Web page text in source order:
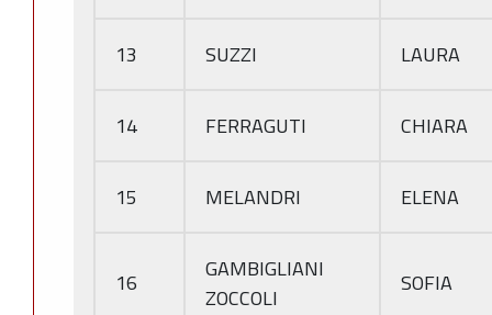
13 SUZZI LAURA
14 FERRAGUTI CHIARA
15 MELANDRI ELENA
16
GAMBIGLIANI
ZOCCOLI
SOFIA